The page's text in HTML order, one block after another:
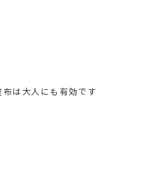
布は大人にも有効です